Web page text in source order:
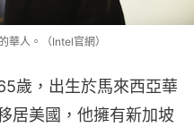
華人。（Intel官網）
歲，出生於馬來西亞華
居美國，他擁有新加坡